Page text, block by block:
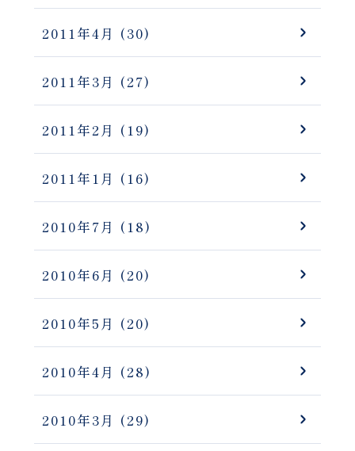
2011年4月 (30)
2011年3月 (27)
2011年2月 (19)
2011年1月 (16)
2010年7月 (18)
2010年6月 (20)
2010年5月 (20)
2010年4月 (28)
2010年3月 (29)